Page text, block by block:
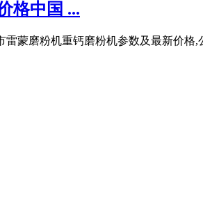
格中国 ...
蒙磨粉机重钙磨粉机参数及最新价